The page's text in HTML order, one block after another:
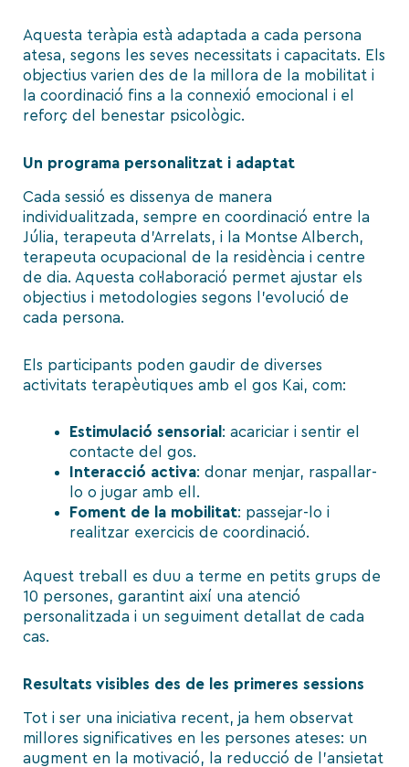
Aquesta teràpia està adaptada a cada persona
atesa, segons les seves necessitats i capacitats. Els
objectius varien des de la millora de la mobilitat i
la coordinació fins a la connexió emocional i el
reforç del benestar psicològic.
Un programa personalitzat i adaptat
Cada sessió es dissenya de manera
individualitzada, sempre en coordinació entre la
Júlia, terapeuta d’Arrelats, i la Montse Alberch,
terapeuta ocupacional de la residència i centre
de dia. Aquesta col·laboració permet ajustar els
objectius i metodologies segons l’evolució de
cada persona.
Els participants poden gaudir de diverses
activitats terapèutiques amb el gos Kai, com:
Estimulació sensorial : acariciar i sentir el
contacte del gos.
Interacció activa: donar menjar, raspallar-
lo o jugar amb ell.
Foment de la mobilitat: passejar-lo i
realitzar exercicis de coordinació.
Aquest treball es duu a terme en petits grups de
10 persones, garantint així una atenció
personalitzada i un seguiment detallat de cada
cas.
Resultats visibles des de les primeres sessions
Tot i ser una iniciativa recent, ja hem observat
millores significatives en les persones ateses: un
augment en la motivació, la reducció de l’ansietat